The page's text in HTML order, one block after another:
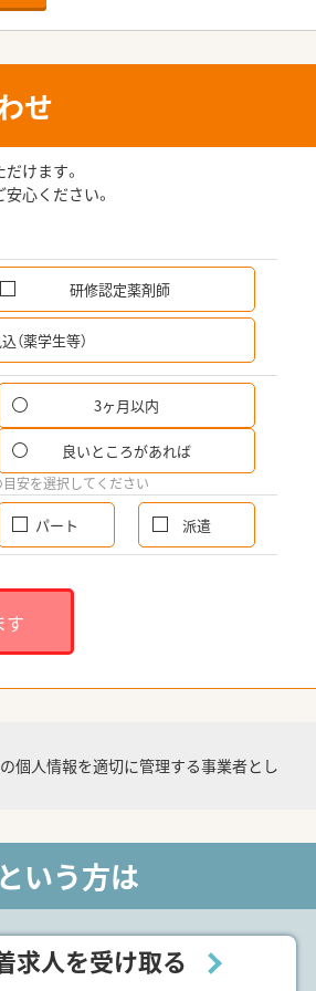
せ
けます。
心ください。
研修認定薬剤師
（薬学生等）
3ヶ月以内
良いところがあれば
安を選択してください
パート 派遣
す
個人情報を適切に管理する事業者とし
いう方は
求人を受け取る